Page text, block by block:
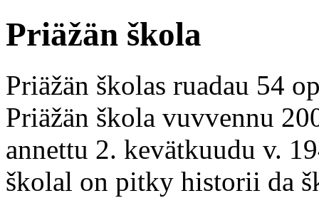
Priäžän škola
Priäžän školas ruadau 54
Priäžän škola vuvvennu
annettu 2. kevätkuudu v.
školal on pitky historii da